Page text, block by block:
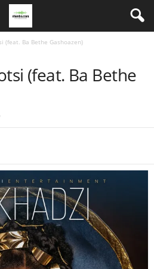
(feat. Ba Bethe Gashoazen)
(feat. Ba Bethe